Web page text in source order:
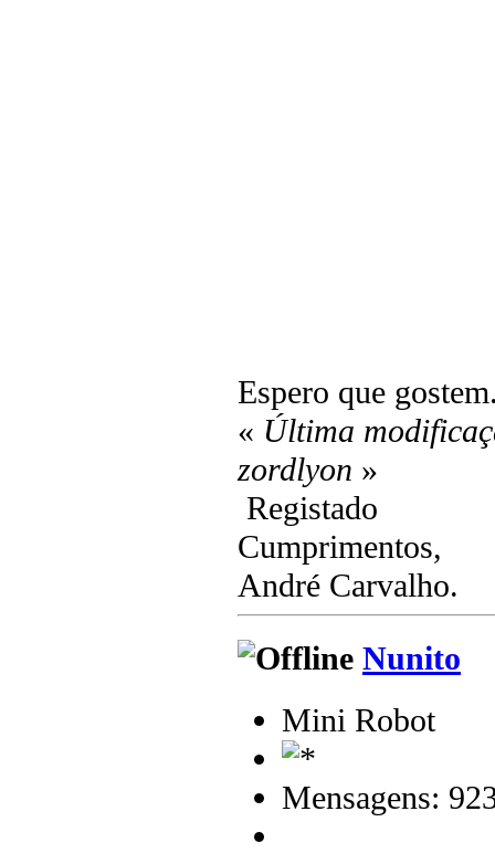
Espero que
« Última
zordlyon »
Registado
Cumprimentos,
André Carvalho.
Nunito
Mini Robot
Mensagens: